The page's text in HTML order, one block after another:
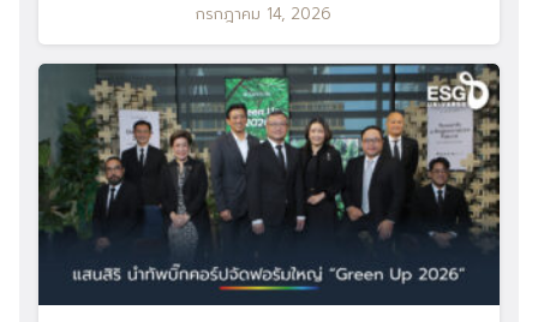
กรกฎาคม 14, 2026